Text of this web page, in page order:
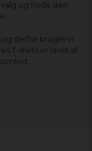
og finde den
derfor bruger vi
T-shirts er lavet af